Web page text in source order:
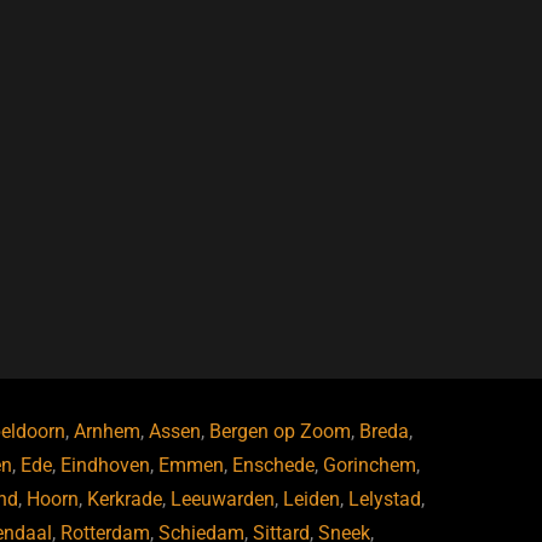
, Arnhem, Assen, Bergen op Zoom, Breda,
, Ede, Eindhoven, Emmen, Enschede, Gorinchem,
, Hoorn, Kerkrade, Leeuwarden, Leiden, Lelystad,
, Rotterdam, Schiedam, Sittard, Sneek,